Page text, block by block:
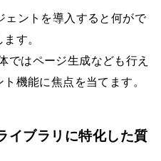
ェントを導入すると何がで
す。
ではページ生成なども行え
機能に焦点を当てます。
イブラリに特化した質